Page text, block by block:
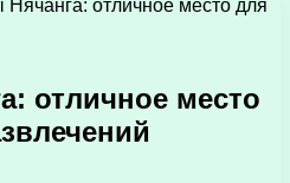
Нячанга: отличное место для
отличное место